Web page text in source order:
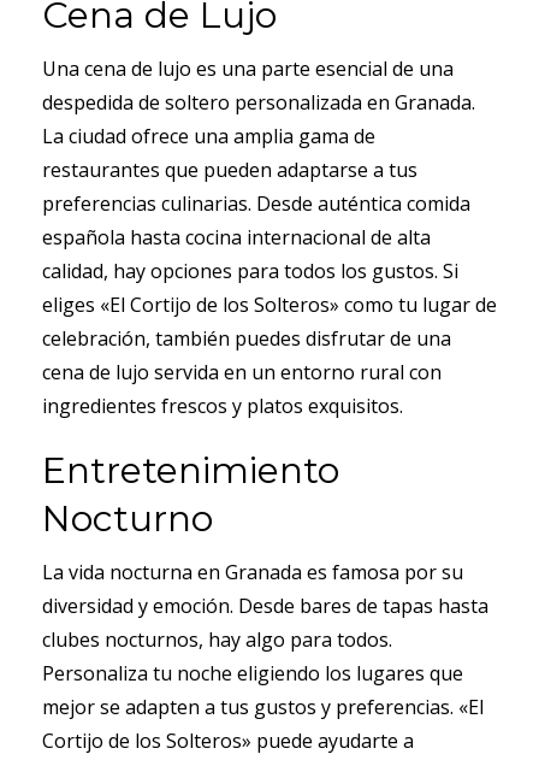
Cena de Lujo
Una cena de lujo es una parte esencial de una
despedida de soltero personalizada en Granada.
La ciudad ofrece una amplia gama de
restaurantes que pueden adaptarse a tus
preferencias culinarias. Desde auténtica comida
española hasta cocina internacional de alta
calidad, hay opciones para todos los gustos. Si
eliges «El Cortijo de los Solteros» como tu lugar de
celebración, también puedes disfrutar de una
cena de lujo servida en un entorno rural con
ingredientes frescos y platos exquisitos.
Entretenimiento
Nocturno
La vida nocturna en Granada es famosa por su
diversidad y emoción. Desde bares de tapas hasta
clubes nocturnos, hay algo para todos.
Personaliza tu noche eligiendo los lugares que
mejor se adapten a tus gustos y preferencias. «El
Cortijo de los Solteros» puede ayudarte a